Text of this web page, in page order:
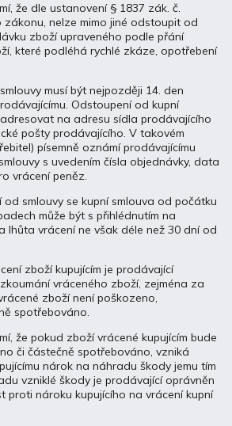
že dle ustanovení § 1837 zák. č.
zákonu, nelze mimo jiné odstoupit od
zboží upraveného podle přání
které podléhá rychlé zkáze, opotřebení
musí být nejpozději 14. den
Odstoupení od kupní
adresovat na adresu sídla prodávajícího
pošty prodávajícího. V takovém
písemně oznámí prodávajícímu
s uvedením čísla objednávky, data
vrácení peněz.
smlouvy se kupní smlouva od počátku
může být s přihlédnutím na
lhůta vrácení ne však déle než 30 dní od
zboží kupujícím je prodávající
vráceného zboží, zejména za
zboží není poškozeno,
spotřebováno.
že pokud zboží vrácené kupujícím bude
či částečně spotřebováno, vzniká
nárok na náhradu škody jemu tím
vzniklé škody je prodávající oprávněn
proti nároku kupujícího na vrácení kupní